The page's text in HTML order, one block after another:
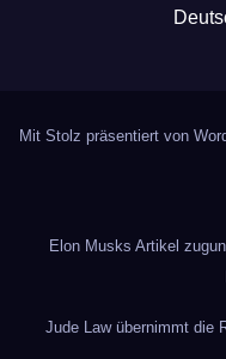
Mit Stolz präsentiert von
Elon Musks Artikel
Jude Law übernimmt die